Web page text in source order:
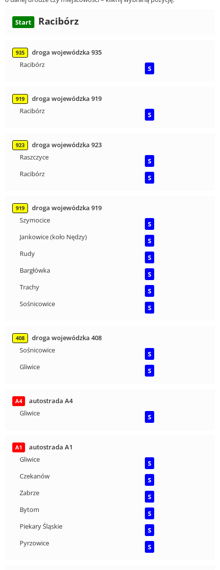
Start Racibórz
935
droga wojewódzka 935
Racibórz
S
919
droga wojewódzka 919
Racibórz
S
923
droga wojewódzka 923
Raszczyce
S
Racibórz
S
919
droga wojewódzka 919
Szymocice
S
Jankowice (koło Nędzy)
S
Rudy
S
Bargłówka
S
Trachy
S
Sośnicowice
S
408
droga wojewódzka 408
Sośnicowice
S
Gliwice
S
A4
autostrada A4
Gliwice
S
A1
autostrada A1
Gliwice
S
Czekanów
S
Zabrze
S
Bytom
S
Piekary Śląskie
S
Pyrzowice
S